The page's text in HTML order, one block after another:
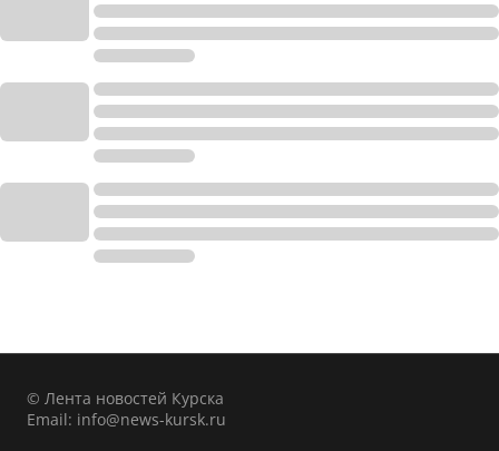
© Лента новостей Курска
Email: info@news-kursk.ru